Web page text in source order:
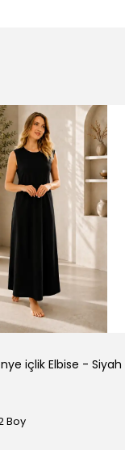
içlik Elbise - Siyah
Boy